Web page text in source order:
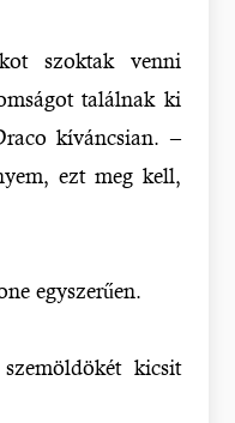
szoktak venni
találnak ki
kíváncsian. –
ezt meg kell,
egyszerűen.
kicsit